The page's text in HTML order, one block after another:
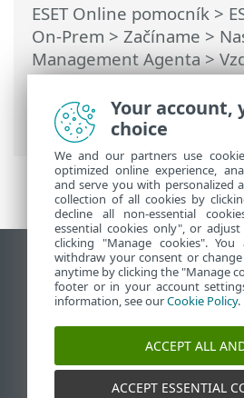
ESET Online pomocník >
On-Prem > Začíname >
Management Agenta>
nasadenie agenta>ESET
Deployment Tool> Import
počítačov
Zobraziť stránku ako na
End of Life
Databáza znalostí ESET
ESET Fórum
ESET Status Portal
Technická podpora
Your account,
choice
We and our partners use
optimized online experience,
and serve you with personalized
collection of all cookies by
decline all non-essential
essential cookies only", or
clicking "Manage cookies".
withdraw your consent or
anytime by clicking the "Manage
footer or in your account
information, see ourCookie Policy.
ACCEPT ALL
ACCEPT ESSENTIAL